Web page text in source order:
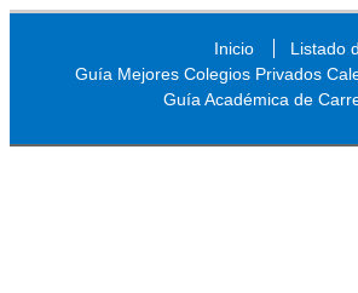
Inicio
Listado
Guía Mejores Colegios Privados
Guía Académica de